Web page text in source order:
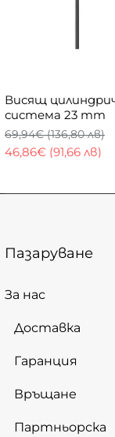
Висящ
система 23 mm
46,86€ (91,66 лв)
69,94€ (136,80 лв)
Пазаруване
За нас
Доставка
Гаранция
Връщане
Партньорска